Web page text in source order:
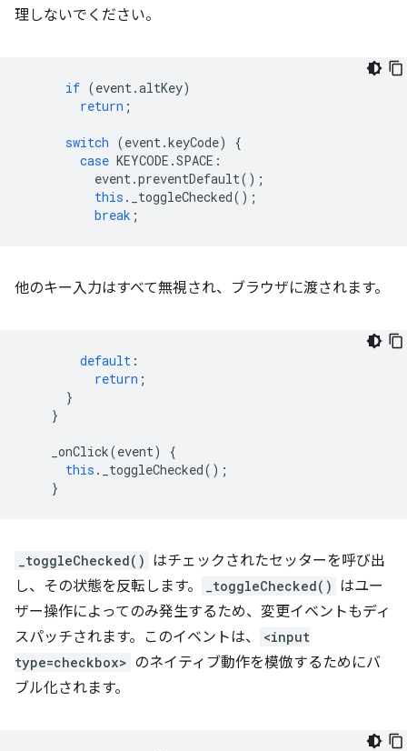
理しないでください。
if (event.altKey)
return ;
switch (event.keyCode)
{
case KEYCODE .SPACE :
event.preventDefault();
this . _toggleChecked();
break ;
他のキー入力はすべて無視され、ブラウザに渡されます。
default :
return ;
}
}
_onClick(event)
{
this . _toggleChecked();
}
_toggleChecked() はチェックされたセッターを呼び出
し、その状態を反転します。
_toggleChecked() はユー
ザー操作によってのみ発生するため、変更イベントもディ
スパッチされます。このイベントは、
<input
type=checkbox> のネイティブ動作を模倣するためにバ
ブル化されます。